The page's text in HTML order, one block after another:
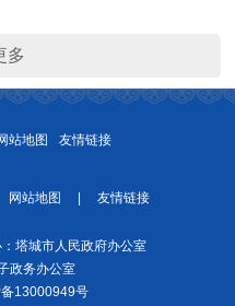
多
站地图 友情链接
网站地图 友情链接
塔城市人民政府办公室
政务办公室
13000949号